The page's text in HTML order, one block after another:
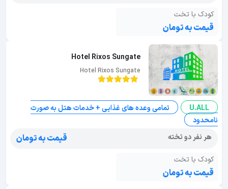
کودک با تخت
قیمت به تومان
Hotel Rixos Sungate
Hotel Rixos Sungate
U.ALL
تمامی وعده های غذایی + خدمات هتل به صورت
نامحدود
هر نفر دو تخته
قیمت به تومان
کودک با تخت
قیمت به تومان